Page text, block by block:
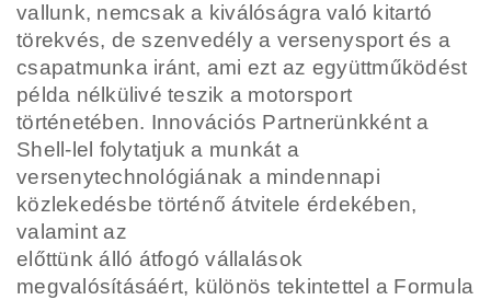
vallunk, nemcsak a kiválóságra való kitartó
törekvés, de szenvedély a versenysport és a
csapatmunka iránt, ami ezt az együttműködést
példa nélkülivé teszik a motorsport
történetében. Innovációs Partnerünkként a
Shell-lel folytatjuk a munkát a
versenytechnológiának a mindennapi
közlekedésbe történő átvitele érdekében,
valamint az
előttünk álló átfogó vállalások
megvalósításáért, különös tekintettel a Formula